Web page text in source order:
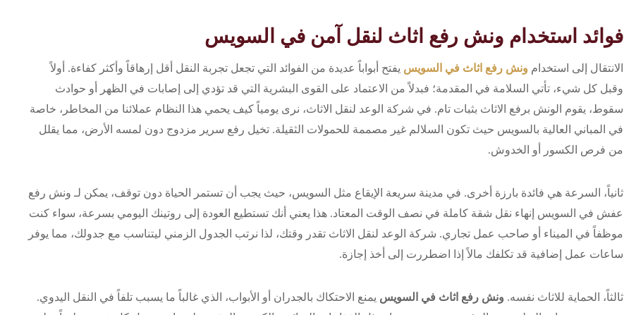
فوائد استخدام ونش رفع اثاث لنقل آمن في السويس
الانتقال إلى استخدام ونش رفع اثاث في السويس يفتح أبواباً عديدة من الفوائد التي تجعل تجربة النقل أقل إرهاقاً وأكثر كفاءة. أولاً
وقبل كل شيء، تأتي السلامة في المقدمة؛ فبدلاً من الاعتماد على القوى البشرية التي قد تؤدي إلى إصابات في الظهر أو حوادث
سقوط، يقوم الونش برفع الاثاث بثبات تام. في شركة الوعد لنقل الاثاث، نرى يومياً كيف يحمي هذا النظام عملائنا من المخاطر، خاصة
في المباني العالية بالسويس حيث تكون السلالم غير مصممة للحمولات الثقيلة. تخيل رفع سرير مزدوج دون لمسه الأرض، مما يقلل
من فرص الكسور أو الخدوش.
ثانياً، السرعة هي فائدة بارزة أخرى. في مدينة سريعة الإيقاع مثل السويس، حيث يجب أن تستمر الحياة دون توقف، يمكن لـ ونش رفع
عفش في السويس إنهاء نقل شقة كاملة في نصف الوقت المعتاد. هذا يعني أنك تستطيع العودة إلى روتينك اليومي بسرعة، سواء كنت
موظفاً في الميناء أو صاحب عمل تجاري. شركة الوعد لنقل الاثاث تقدر وقتك، لذا نرتب الجدول الزمني ليتناسب مع جدولك، مما يوفر
ساعات عمل إضافية قد تكلفك مالاً إذا اضطررت إلى أخذ إجازة.
ثالثاً، الحماية للاثاث نفسه. ونش رفع اثاث في السويس يمنع الاحتكاك بالجدران أو الأبواب، الذي غالباً ما يسبب تلفاً في النقل اليدوي.